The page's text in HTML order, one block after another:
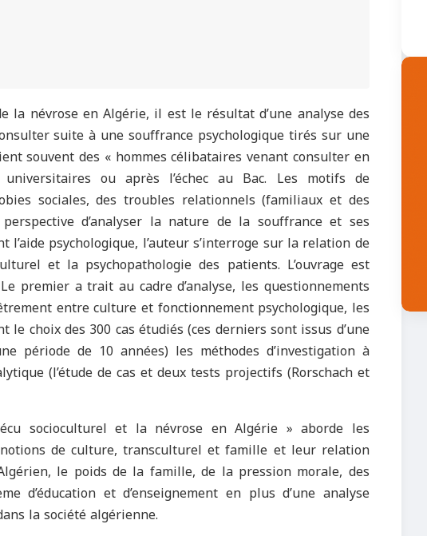
la névrose en Algérie, il est le résultat d’une analyse des
suite à une souffrance psychologique tirés sur une
souvent des « hommes célibataires venant consulter en
ou après l’échec au Bac. Les motifs de
sociales, des troubles relationnels (familiaux et des
d’analyser la nature de la souffrance et ses
psychologique, l’auteur s’interroge sur la relation de
et la psychopathologie des patients. L’ouvrage est
premier a trait au cadre d’analyse, les questionnements
entre culture et fonctionnement psychologique, les
choix des 300 cas étudiés (ces derniers sont issus d’une
période de 10 années) les méthodes d’investigation à
(l’étude de cas et deux tests projectifs (Rorschach et
socioculturel et la névrose en Algérie » aborde les
de culture, transculturel et famille et leur relation
le poids de la famille, de la pression morale, des
d’éducation et d’enseignement en plus d’une analyse
la société algérienne.